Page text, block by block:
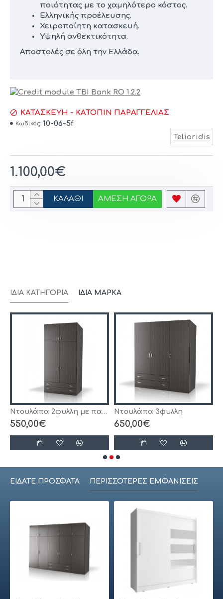
ποιότητας με το χαμηλότερο κόστος.
Ελληνικής προέλευσης.
Χειροποίητη κατασκευή.
Υψηλή ανθεκτικότητα.
Αποστολές σε όλη την Ελλάδα.
1.100,00€
ΚΑΤΑΣΚΕΥΉ - ΚΑΤΌΠΙΝ ΠΑΡΑΓΓΕΛΊΑΣ
Κωδικός: 10-06-5f
Telioridis
ΚΑΛΆΘΙ ΆΜΕΣΗ ΑΓΟΡΆ
ΊΔΙΑ ΚΑΤΗΓΟΡΊΑ ΊΔΙΑ ΜΆΡΚΑ
Ντουλάπα 2φυλλη με πατάρι
550,00€
Ντουλάπα 3φυλλη
650,00€
ΕΊΔΑΤΕ ΠΡΌΣΦΑΤΑ ΠΕΡΙΣΣΌΤΕΡΕΣ ΕΜΦΑΝΊΣΕΙΣ